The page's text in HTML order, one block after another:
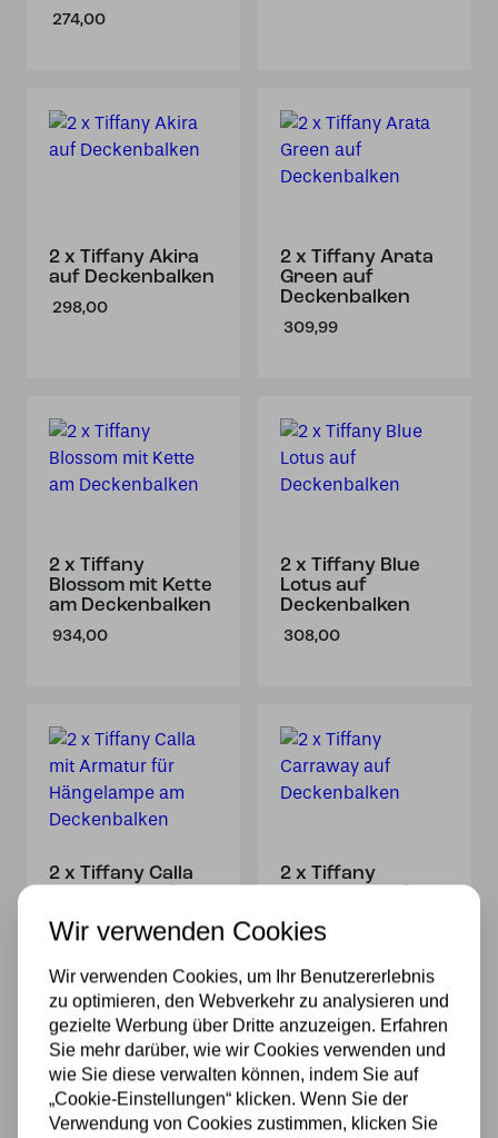
274,00
2 x Tiffany Akira
auf Deckenbalken
298,00
2 x Tiffany Arata
Green auf
Deckenbalken
309,99
2 x Tiffany
Blossom mit Kette
am Deckenbalken
934,00
2 x Tiffany Blue
Lotus auf
Deckenbalken
308,00
2 x Tiffany Calla
Deckenbalken
2 x Tiffany
695,00
Wir verwenden Cookies
Wir verwenden Cookies, um Ihr Benutzererlebnis
zu optimieren, den Webverkehr zu analysieren und
gezielte Werbung über Dritte anzuzeigen. Erfahren
Sie mehr darüber, wie wir Cookies verwenden und
wie Sie diese verwalten können, indem Sie auf
„Cookie-Einstellungen“ klicken. Wenn Sie der
Verwendung von Cookies zustimmen, klicken Sie